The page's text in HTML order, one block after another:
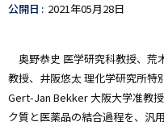
ッ
公開日 2021年05月28日
奥野恭史 医学研究科教授、荒
教授、井阪悠太 理化学研究所特
Gert-Jan Bekker 大阪大学准教
ク質と医薬品の結合過程を、汎